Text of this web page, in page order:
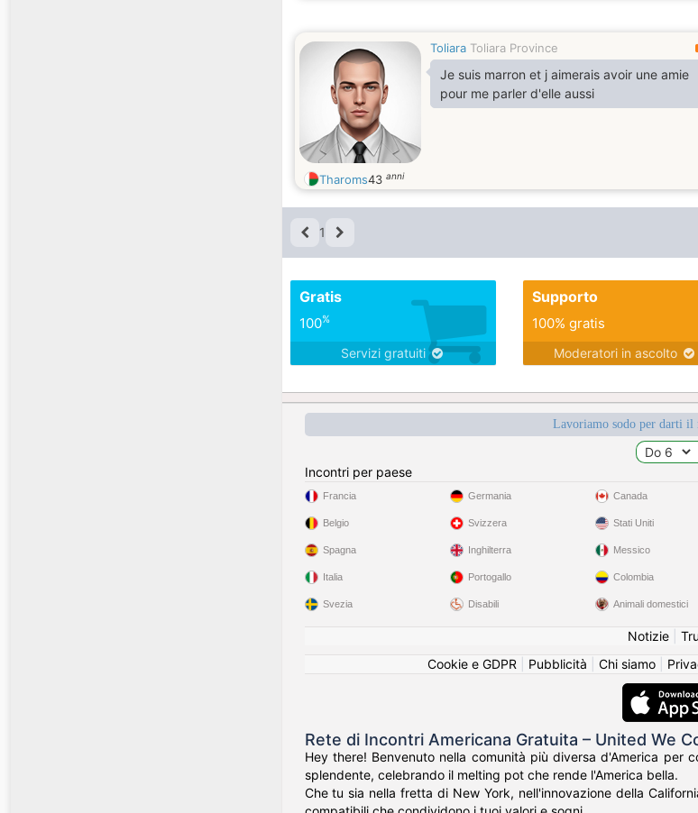
Toliara Toliara Province
Je suis marron et j aimerais avoir une amie
pour me parler d'elle aussi
Tharoms43 anni
1
Gratis
100%
Servizi gratuiti
Supporto
100% gratis
Moderatori in ascolto
Lavoriamo sodo per darti
Incontri per paese
Francia
Belgio
Spagna
Italia
Svezia
Germania
Svizzera
Inghilterra
Portogallo
Disabili
Canada
Stati Uniti
Messico
Colombia
Animali domestici
Notizie|
Cookie e GDPR
Pubblicità Chi siamo
Rete di Incontri Americana Gratuita – United We
Hey there! Benvenuto nella comunità più diversa d'America per
splendente, celebrando il melting pot che rende l'America bella.
Che tu sia nella fretta di New York, nell'innovazione della